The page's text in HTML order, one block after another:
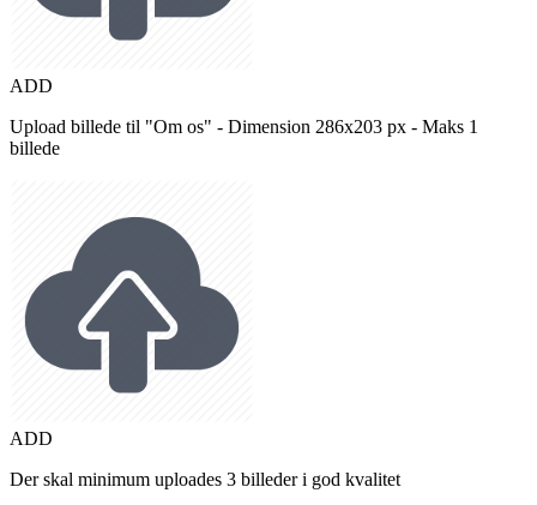
ADD
Upload billede til "Om os" - Dimension 286x203 px - Maks 1
billede
ADD
Der skal minimum uploades 3 billeder i god kvalitet